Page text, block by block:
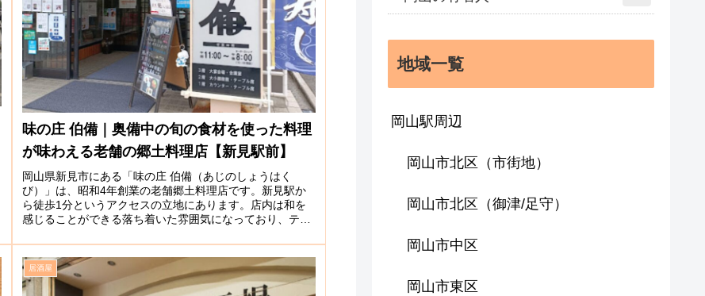
味の庄 伯備｜奥備中の旬の食材を使った料理
が味わえる老舗の郷土料理店【新見駅前】
岡山県新見市にある「味の庄 伯備（あじのしょうはく
び）」は、昭和4年創業の老舗郷土料理店です。新見駅か
ら徒歩1分というアクセスの立地にあります。店内は和を
感じることができる落ち着いた雰囲気になっており、テー
居酒屋
地域一覧
岡山駅周辺
岡山市北区（市街地）
岡山市北区（御津/足守）
岡山市中区
岡山市東区